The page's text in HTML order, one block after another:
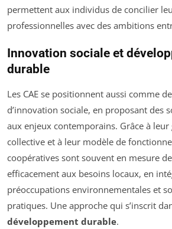
permettent aux individus de concilier
professionnelles avec des ambitions
Innovation sociale et
durable
Les CAE se positionnent aussi comme
d’innovation sociale, en proposant des
aux enjeux contemporains. Grâce à leur
collective et à leur modèle de
coopératives sont souvent en mesure
efficacement aux besoins locaux, en
préoccupations environnementales et
pratiques. Une approche qui s’inscrit
développement durable.